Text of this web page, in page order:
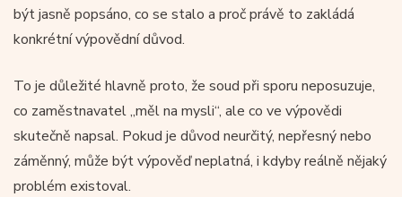
být jasně popsáno, co se stalo a proč právě to zakládá
konkrétní výpovědní důvod.
To je důležité hlavně proto, že soud při sporu neposuzuje,
co zaměstnavatel „měl na mysli“, ale co ve výpovědi
skutečně napsal. Pokud je důvod neurčitý, nepřesný nebo
záměnný, může být výpověď neplatná, i kdyby reálně nějaký
problém existoval.